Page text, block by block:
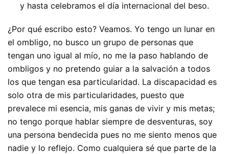
y hasta celebramos el día internacional del beso.
¿Por qué escribo esto? Veamos. Yo tengo un lunar en
el ombligo, no busco un grupo de personas que
tengan uno igual al mío, no me la paso hablando de
ombligos y no pretendo guiar a la salvación a todos
los que tengan esa particularidad. La discapacidad es
solo otra de mis particularidades, puesto que
prevalece mi esencia, mis ganas de vivir y mis metas;
no tengo porque hablar siempre de desventuras, soy
una persona bendecida pues no me siento menos que
nadie y lo reflejo. Como cualquiera sé que parte de la